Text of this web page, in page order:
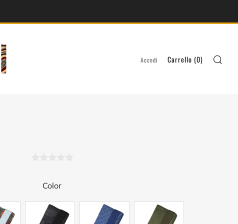
Accedi Carrello (0)
Color